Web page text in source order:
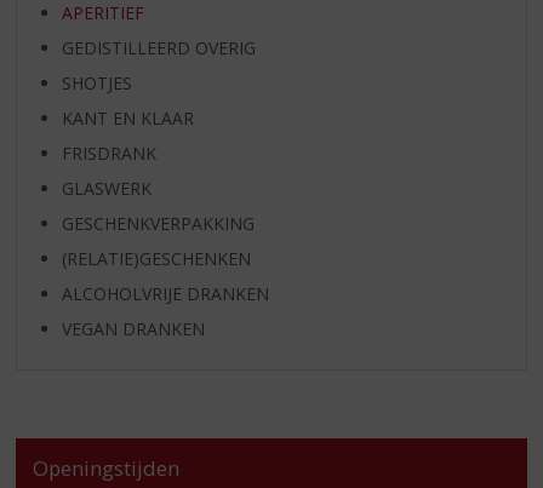
APERITIEF
GEDISTILLEERD OVERIG
SHOTJES
KANT EN KLAAR
FRISDRANK
GLASWERK
GESCHENKVERPAKKING
(RELATIE)GESCHENKEN
ALCOHOLVRIJE DRANKEN
VEGAN DRANKEN
Openingstijden